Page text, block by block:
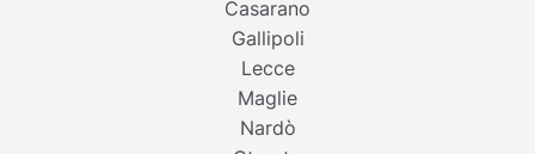
Casarano
Gallipoli
Lecce
Maglie
Nardò